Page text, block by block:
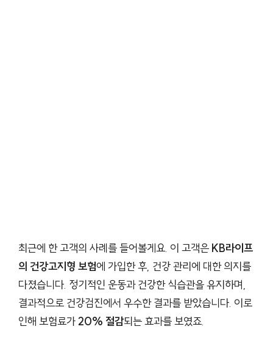
최근에 한 고객의 사례를 들어볼게요. 이 고객은 KB라이프
의 건강고지형 보험에 가입한 후, 건강 관리에 대한 의지를
다졌습니다. 정기적인 운동과 건강한 식습관을 유지하며,
결과적으로 건강검진에서 우수한 결과를 받았습니다. 이로
인해 보험료가20% 절감되는 효과를 보였죠.